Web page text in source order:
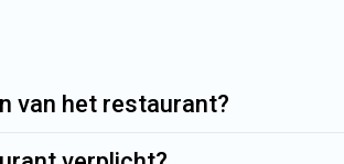
van het restaurant?